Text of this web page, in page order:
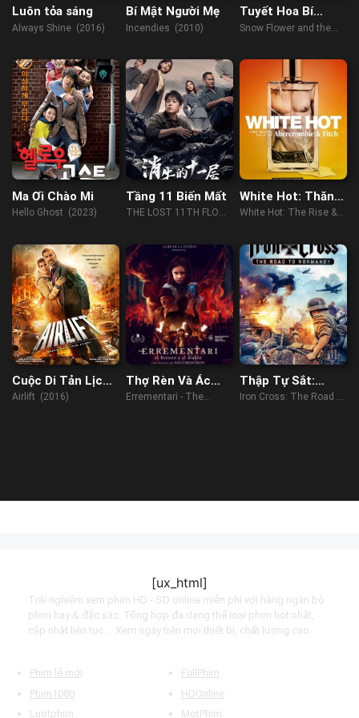
Luôn tỏa sáng
Always Shine (2016)
Bí Mật Người Mẹ
Incendies (2010)
Tuyết Hoa Bí
Phiến
Snow Flower and the
Ma Ơi Chào Mi
Hello Ghost (2023)
Tầng 11 Biến Mất
THE LOST 11TH FLOOR
White Hot: Thăng
trầm của
Fitch
White Hot: The Rise &
Fitch (2022)
Cuộc Di Tản Lịch
Sử
Airlift (2016)
Thợ Rèn Và Ác
Quỷ
Errementari - The
Thập Tự Sắt:
Đường Đến
Iron Cross: The Road to